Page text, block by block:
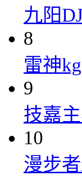
九阳
8
雷神
9
技嘉
10
漫步